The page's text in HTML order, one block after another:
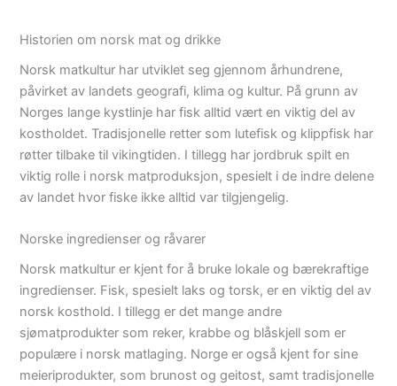
Historien om norsk mat og drikke
Norsk matkultur har utviklet seg gjennom århundrene,
påvirket av landets geografi, klima og kultur. På grunn av
Norges lange kystlinje har fisk alltid vært en viktig del av
kostholdet. Tradisjonelle retter som lutefisk og klippfisk har
røtter tilbake til vikingtiden. I tillegg har jordbruk spilt en
viktig rolle i norsk matproduksjon, spesielt i de indre delene
av landet hvor fiske ikke alltid var tilgjengelig.
Norske ingredienser og råvarer
Norsk matkultur er kjent for å bruke lokale og bærekraftige
ingredienser. Fisk, spesielt laks og torsk, er en viktig del av
norsk kosthold. I tillegg er det mange andre
sjømatprodukter som reker, krabbe og blåskjell som er
populære i norsk matlaging. Norge er også kjent for sine
meieriprodukter, som brunost og geitost, samt tradisjonelle